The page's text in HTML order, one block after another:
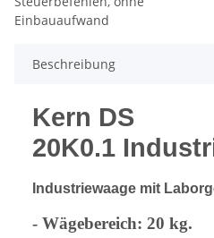
Beschreibung
Kern DS
20K0.1
Industriewaage mit
- Wägebereich: 20 kg.